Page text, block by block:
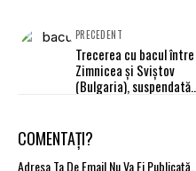
PRECEDENT
Trecerea cu bacul între
Zimnicea şi Sviştov
(Bulgaria), suspendată
COMENTAȚI?
Adresa Ta De Email Nu Va Fi Publicată.